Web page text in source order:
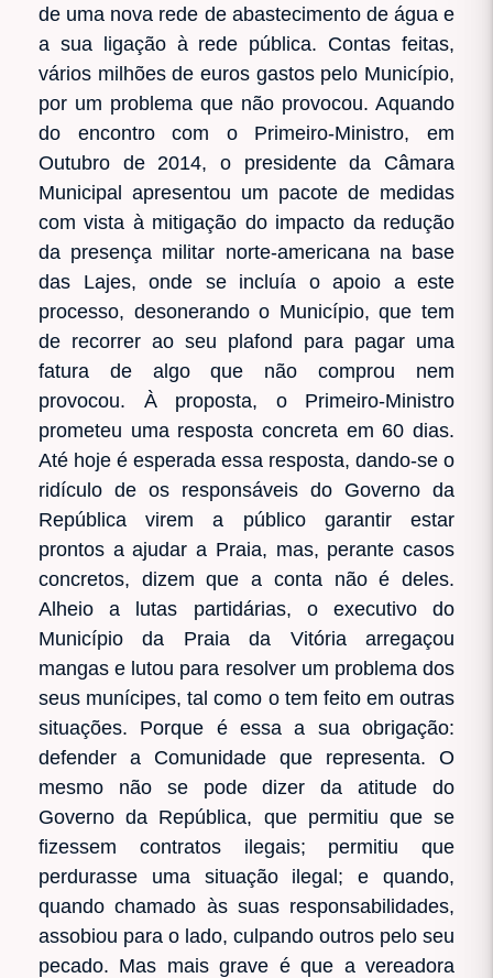
de uma nova rede de abastecimento de água e
a sua ligação à rede pública. Contas feitas,
vários milhões de euros gastos pelo Município,
por um problema que não provocou. Aquando
do encontro com o Primeiro-Ministro, em
Outubro de 2014, o presidente da Câmara
Municipal apresentou um pacote de medidas
com vista à mitigação do impacto da redução
da presença militar norte-americana na base
das Lajes, onde se incluía o apoio a este
processo, desonerando o Município, que tem
de recorrer ao seu plafond para pagar uma
fatura de algo que não comprou nem
provocou. À proposta, o Primeiro-Ministro
prometeu uma resposta concreta em 60 dias.
Até hoje é esperada essa resposta, dando-se o
ridículo de os responsáveis do Governo da
República virem a público garantir estar
prontos a ajudar a Praia, mas, perante casos
concretos, dizem que a conta não é deles.
Alheio a lutas partidárias, o executivo do
Município da Praia da Vitória arregaçou
mangas e lutou para resolver um problema dos
seus munícipes, tal como o tem feito em outras
situações. Porque é essa a sua obrigação:
defender a Comunidade que representa. O
mesmo não se pode dizer da atitude do
Governo da República, que permitiu que se
fizessem contratos ilegais; permitiu que
perdurasse uma situação ilegal; e quando,
quando chamado às suas responsabilidades,
assobiou para o lado, culpando outros pelo seu
pecado. Mas mais grave é que a vereadora